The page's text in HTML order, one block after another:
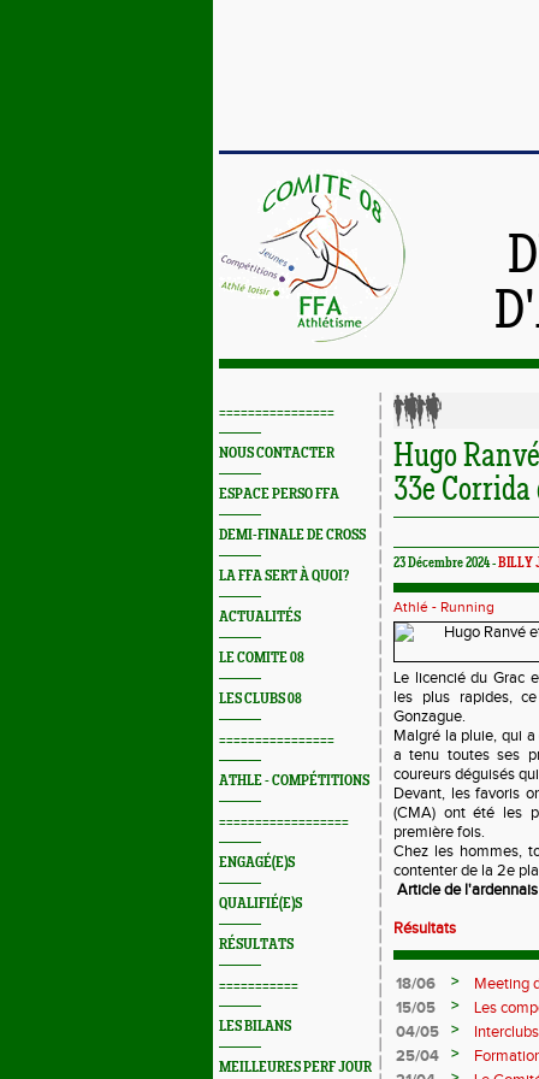
================
NOUS CONTACTER
ESPACE PERSO FFA
DEMI-FINALE DE CROSS
LA FFA SERT À QUOI?
ACTUALITÉS
LE COMITE 08
LES CLUBS 08
================
ATHLE - COMPÉTITIONS
==================
ENGAGÉ(E)S
QUALIFIÉ(E)S
RÉSULTATS
===========
LES BILANS
MEILLEURES PERF JOUR
Hugo
33e
23 Décembre 2024 -BILLY
Athlé - Running
Le licencié du Grac
les plus rapides,
Gonzague.
Malgré la pluie, qui
a tenu toutes ses
coureurs déguisés
Devant, les favoris
(CMA) ont été les
première fois.
Chez les hommes,
contenter de la 2e
Article de l'ardennais
Résultats
18/06 >
Meeting
15/05
>
Les
04/05
>
rempart
25/04 >